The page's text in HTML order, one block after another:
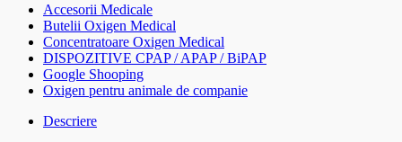
Accesorii Medicale
Butelii Oxigen Medical
Concentratoare Oxigen Medical
DISPOZITIVE CPAP / APAP / BiPAP
Google Shooping
Oxigen pentru animale de companie
Descriere